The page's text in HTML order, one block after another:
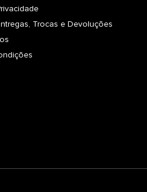
Trocas e Devoluções